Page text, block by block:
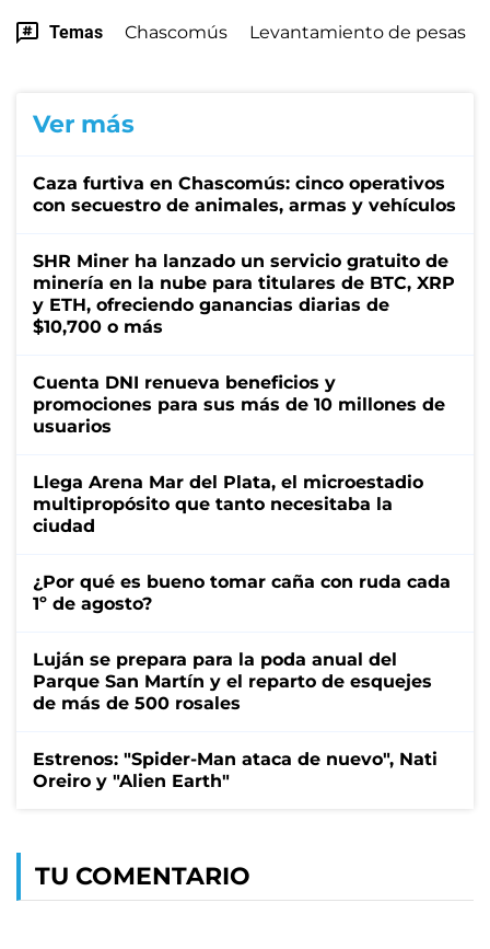
Temas Chascomús Levantamiento de pesas
Ver más
Caza furtiva en Chascomús: cinco operativos
con secuestro de animales, armas y vehículos
SHR Miner ha lanzado un servicio gratuito de
minería en la nube para titulares de BTC, XRP
y ETH, ofreciendo ganancias diarias de
$10,700 o más
Cuenta DNI renueva beneficios y
promociones para sus más de 10 millones de
usuarios
Llega Arena Mar del Plata, el microestadio
multipropósito que tanto necesitaba la
ciudad
¿Por qué es bueno tomar caña con ruda cada
1º de agosto?
Luján se prepara para la poda anual del
Parque San Martín y el reparto de esquejes
de más de 500 rosales
Estrenos: "Spider-Man ataca de nuevo", Nati
Oreiro y "Alien Earth"
TU COMENTARIO